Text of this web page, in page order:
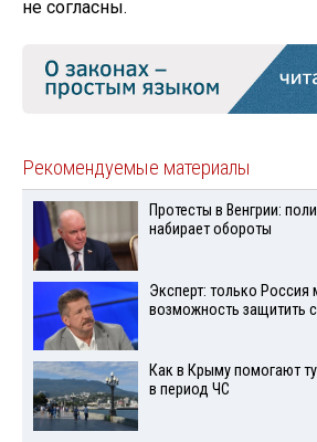
не согласны.
Рекомендуемые материалы
Протесты в Венгрии:
набирает обороты
Эксперт: только
возможность защитить
Как в Крыму помогают
в период ЧС